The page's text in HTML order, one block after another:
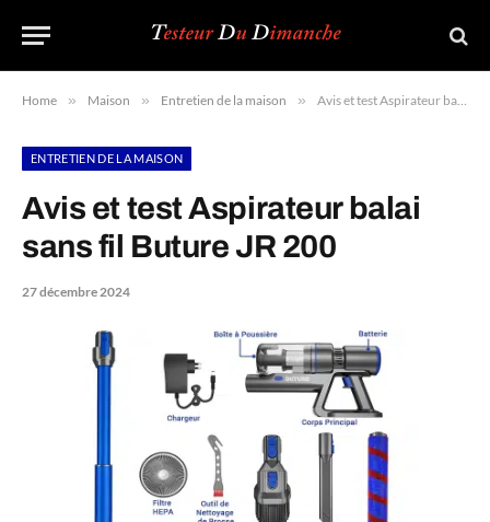
Home » Maison » Entretien de la maison » Avis et test Aspirateur balai sans fil Buture JR 200
ENTRETIEN DE LA MAISON
Avis et test Aspirateur balai
sans fil Buture JR 200
27 décembre 2024